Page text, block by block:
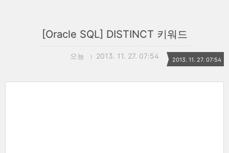
[Oracle SQL] DISTINCT 키워드
오뇽 2013. 11. 27. 07:54 2013. 11. 27. 07:54